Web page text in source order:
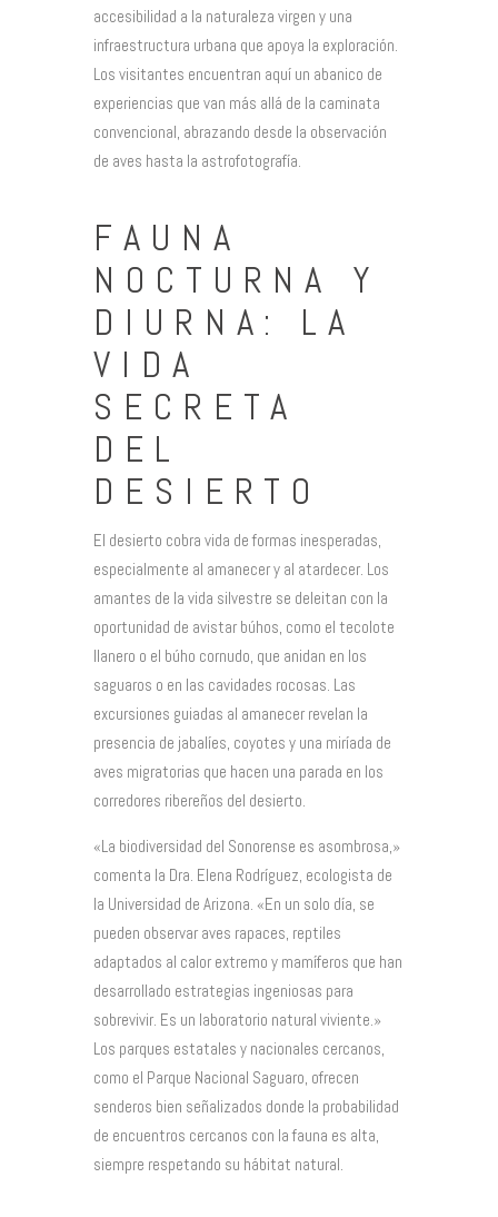
accesibilidad a la naturaleza virgen y una
infraestructura urbana que apoya la exploración.
Los visitantes encuentran aquí un abanico de
experiencias que van más allá de la caminata
convencional, abrazando desde la observación
de aves hasta la astrofotografía.
FAUNA
NOCTURNA Y
DIURNA: LA
VIDA
SECRETA
DEL
DESIERTO
El desierto cobra vida de formas inesperadas,
especialmente al amanecer y al atardecer. Los
amantes de la vida silvestre se deleitan con la
oportunidad de avistar búhos, como el tecolote
llanero o el búho cornudo, que anidan en los
saguaros o en las cavidades rocosas. Las
excursiones guiadas al amanecer revelan la
presencia de jabalíes, coyotes y una miríada de
aves migratorias que hacen una parada en los
corredores ribereños del desierto.
«La biodiversidad del Sonorense es asombrosa,»
comenta la Dra. Elena Rodríguez, ecologista de
la Universidad de Arizona. «En un solo día, se
pueden observar aves rapaces, reptiles
adaptados al calor extremo y mamíferos que han
desarrollado estrategias ingeniosas para
sobrevivir. Es un laboratorio natural viviente.»
Los parques estatales y nacionales cercanos,
como el Parque Nacional Saguaro, ofrecen
senderos bien señalizados donde la probabilidad
de encuentros cercanos con la fauna es alta,
siempre respetando su hábitat natural.